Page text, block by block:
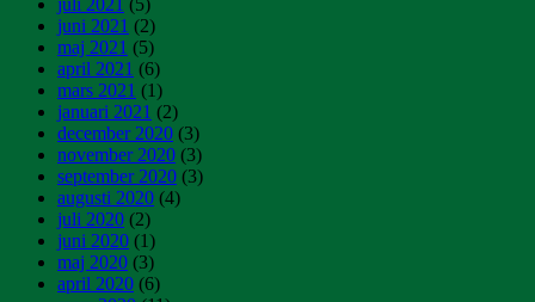
juli 2021 (5)
juni 2021 (2)
maj 2021 (5)
april 2021 (6)
mars 2021 (1)
januari 2021 (2)
december 2020 (3)
november 2020 (3)
september 2020 (3)
augusti 2020 (4)
juli 2020 (2)
juni 2020 (1)
maj 2020 (3)
april 2020 (6)